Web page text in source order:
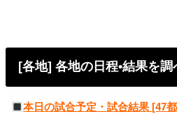
[各地] 各地の日程•結果を調
本日の試合予定・試合結果 [47